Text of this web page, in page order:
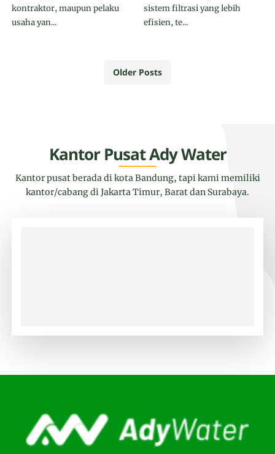
kontraktor, maupun pelaku
usaha yan...
sistem filtrasi yang lebih
efisien, te...
Older Posts
Kantor Pusat Ady Water
Kantor pusat berada di kota Bandung, tapi kami memiliki
kantor/cabang di Jakarta Timur, Barat dan Surabaya.